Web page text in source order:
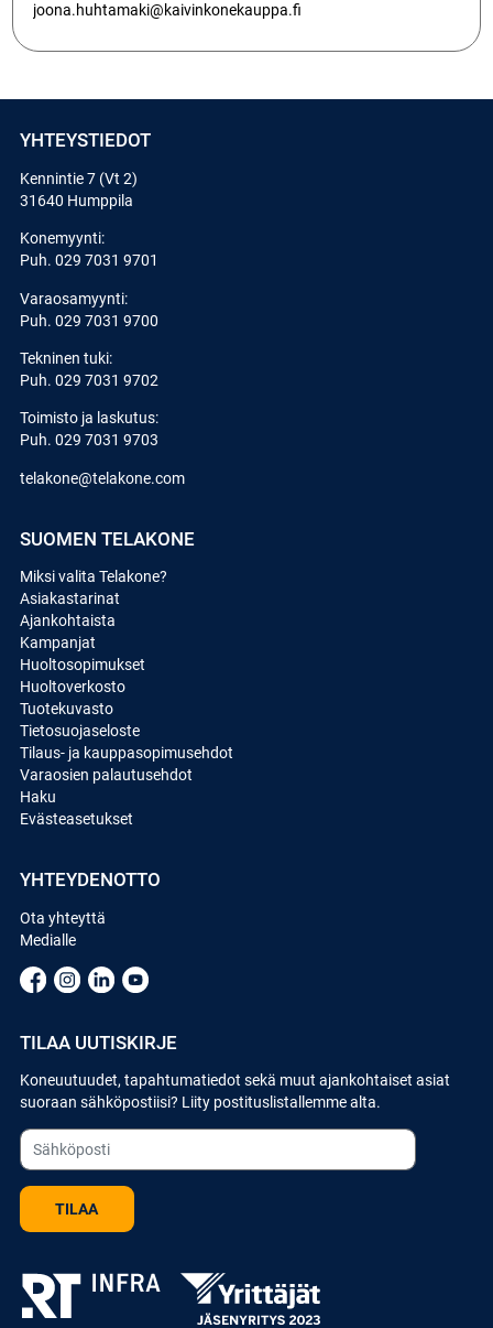
joona.huhtamaki@kaivinkonekauppa.fi
YHTEYSTIEDOT
Kennintie 7 (Vt 2)
31640 Humppila
Konemyynti:
Puh. 029 7031 9701
Varaosamyynti:
Puh. 029 7031 9700
Tekninen tuki:
Puh. 029 7031 9702
Toimisto ja laskutus:
Puh. 029 7031 9703
telakone@telakone.com
SUOMEN TELAKONE
Miksi valita Telakone?
Asiakastarinat
Ajankohtaista
Kampanjat
Huoltosopimukset
Huoltoverkosto
Tuotekuvasto
Tietosuojaseloste
Tilaus- ja kauppasopimusehdot
Varaosien palautusehdot
Haku
Evästeasetukset
YHTEYDENOTTO
Ota yhteyttä
Medialle
TILAA UUTISKIRJE
Koneuutuudet, tapahtumatiedot sekä muut ajankohtaiset asiat
suoraan sähköpostiisi? Liity postituslistallemme alta.